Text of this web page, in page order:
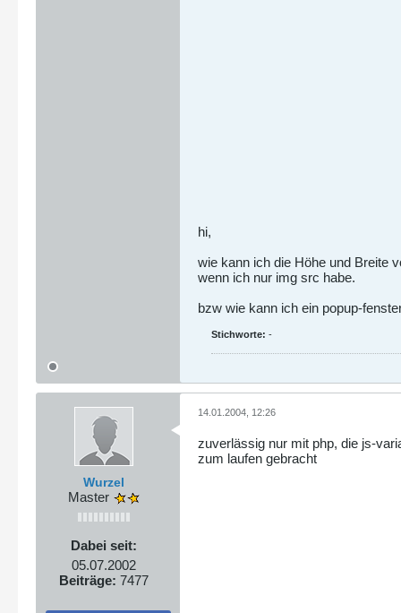
hi,
wie kann ich die Höhe und Breite
wenn ich nur img src habe.
bzw wie kann ich ein popup-
Stichworte: -
Wurzel
Master
Dabei seit:
05.07.2002
Beiträge: 7477
14.01.2004, 12:26
zuverlässig nur mit php, die js-
zum laufen gebracht